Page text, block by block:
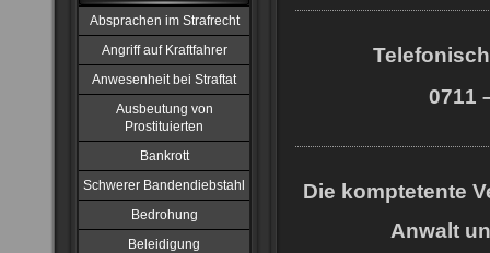
Absprachen im Strafrecht
Angriff auf Kraftfahrer
Anwesenheit bei Straftat
Ausbeutung von
Prostituierten
Bankrott
Schwerer Bandendiebstahl
Bedrohung
Beleidigung
0711
Die komptetente
Anwalt